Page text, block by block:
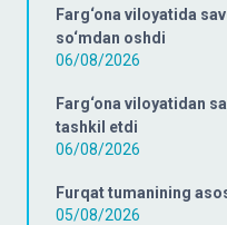
Farg‘ona viloyatida
so‘mdan oshdi
06/08/2026
Farg‘ona viloyatidan
tashkil etdi
06/08/2026
Furqat tumanining
05/08/2026